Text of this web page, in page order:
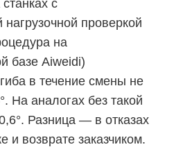
с
проверкой
на
базе Aiweidi)
в течение смены не
На аналогах без такой
Разница — в отказах
и возврате заказчиком.